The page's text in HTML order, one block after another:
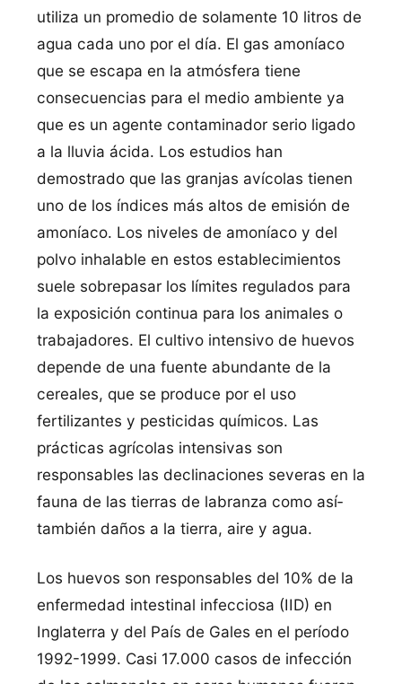
utiliza un promedio de solamente 10 litros de
agua cada uno por el dí­a. El gas amoní­aco
que se escapa en la atmósfera tiene
consecuencias para el medio ambiente ya
que es un agente contaminador serio ligado
a la lluvia ácida. Los estudios han
demostrado que las granjas aví­colas tienen
uno de los í­ndices más altos de emisión de
amoní­aco. Los niveles de amoní­aco y del
polvo inhalable en estos establecimientos
suele sobrepasar los lí­mites regulados para
la exposición continua para los animales o
trabajadores. El cultivo intensivo de huevos
depende de una fuente abundante de la
cereales, que se produce por el uso
fertilizantes y pesticidas quí­micos. Las
prácticas agrí­colas intensivas son
responsables las declinaciones severas en la
fauna de las tierras de labranza como así­
también daños a la tierra, aire y agua.
Los huevos son responsables del 10% de la
enfermedad intestinal infecciosa (IID) en
Inglaterra y del Paí­s de Gales en el perí­odo
1992-1999. Casi 17.000 casos de infección